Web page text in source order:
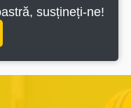
susțineți-ne!